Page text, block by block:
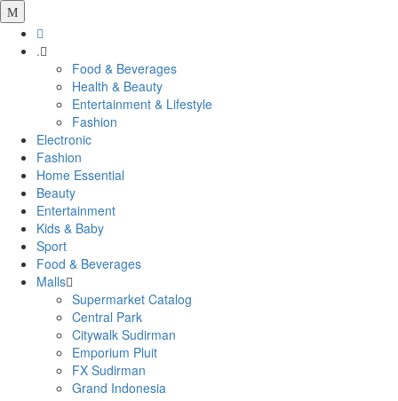
.
Food & Beverages
Health & Beauty
Entertainment & Lifestyle
Fashion
Electronic
Fashion
Home Essential
Beauty
Entertainment
Kids & Baby
Sport
Food & Beverages
Malls
Supermarket Catalog
Central Park
Citywalk Sudirman
Emporium Pluit
FX Sudirman
Grand Indonesia